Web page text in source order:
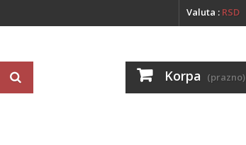
Valuta : RSD
Korpa (prazno)